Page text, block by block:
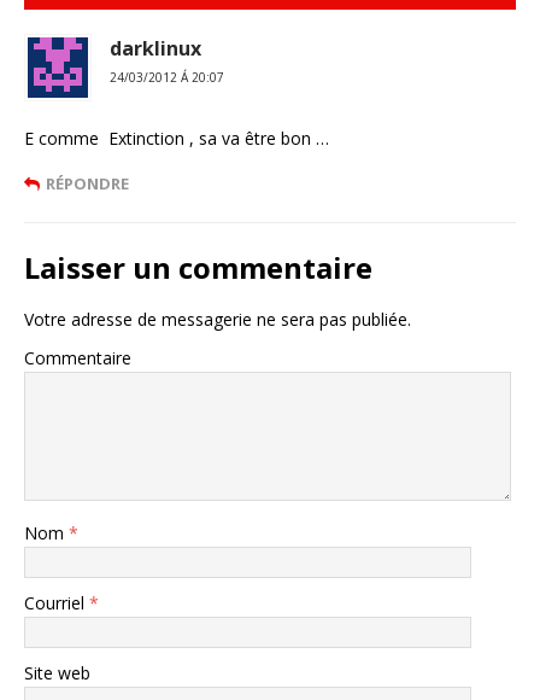
darklinux
24/03/2012 Á 20:07
E comme Extinction , sa va être bon …
RÉPONDRE
Laisser un commentaire
Votre adresse de messagerie ne sera pas publiée.
Commentaire
Nom *
Courriel *
Site web